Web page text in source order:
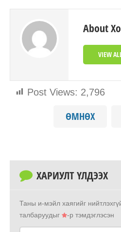
Post Views: 2,796
About
VIEW
ӨМНӨХ
ХАРИУЛТ ҮЛДЭЭХ
Таны и-мэйл хаягийг
талбаруудыг
-р тэмдэглэсэн